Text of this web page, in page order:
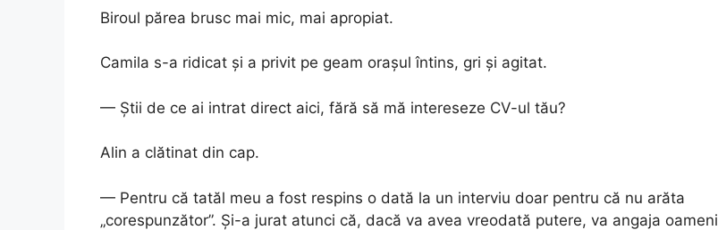
Biroul părea brusc mai mic, mai apropiat.
Camila s-a ridicat și a privit pe geam orașul întins, gri și agitat.
— Știi de ce ai intrat direct aici, fără să mă intereseze CV-ul tău?
Alin a clătinat din cap.
— Pentru că tatăl meu a fost respins o dată la un interviu doar pentru că nu arăta
„corespunzător”. Și-a jurat atunci că, dacă va avea vreodată putere, va angaja oameni